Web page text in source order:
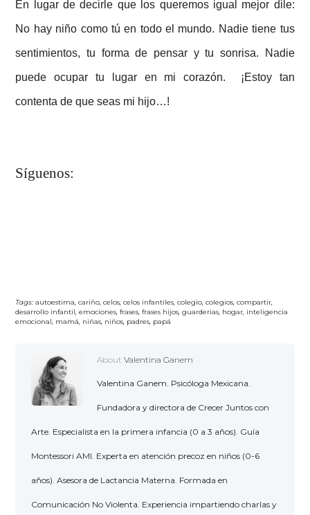
En lugar de decirle que los queremos igual mejor dile:
No hay niño como tú en todo el mundo. Nadie tiene tus
sentimientos, tu forma de pensar y tu sonrisa. Nadie
puede ocupar tu lugar en mi corazón. ¡Estoy tan
contenta de que seas mi hijo…!
Síguenos:
Tags:autoestima,cariño,celos,celos infantiles,colegio,colegios,compartir,
desarrollo infantil,emociones,frases,frases hijos,guarderias, hogar, inteligencia
emocional, mamá, niñas, niños, padres, papá
About Valentina Ganem
Valentina Ganem. Psicóloga Mexicana.
Fundadora y directora de Crecer Juntos con
Arte. Especialista en la primera infancia (0 a 3 años). Guía
Montessori AMI. Experta en atención precoz en niños (0-6
años). Asesora de Lactancia Materna. Formada en
Comunicación No Violenta. Experiencia impartiendo charlas y